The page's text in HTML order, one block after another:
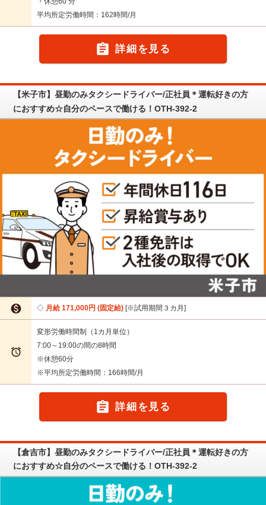
平均所定労働時間：162時間/月
 詳細を見る
【米子市】昼勤のみタクシードライバー/正社員＊運転好きの方
におすすめ☆自分のペースで働ける！OTH-392-2
 月給 171,000円 (固定給) ※試用期間３カ月

変形労働時間制（1カ月単位）
7:00～19:00の間の8時間
※休憩60分
※平均所定労働時間：166時間/月
 詳細を見る
【倉吉市】昼勤のみタクシードライバー/正社員＊運転好きの方
におすすめ☆自分のペースで働ける！OTH-392-2